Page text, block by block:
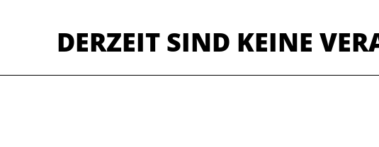
DERZEIT SIND KEINE